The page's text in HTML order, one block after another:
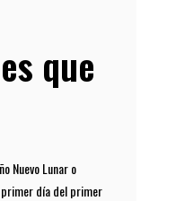
que
Nuevo Lunar o
primer día del primer